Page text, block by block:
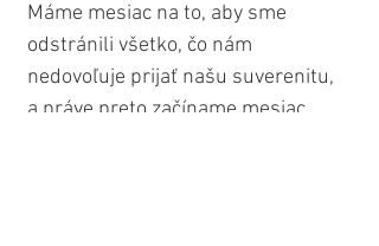
Máme mesiac na to, aby sme
odstránili všetko, čo nám
nedovoľuje prijať našu suverenitu,
a práve preto začíname mesiac